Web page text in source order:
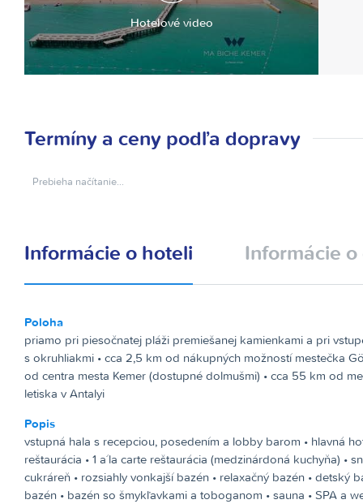
Hotelové video
Termíny a ceny podľa dopravy
Prebieha načítanie…
Informácie o hoteli Informácie
Poloha
priamo pri piesočnatej pláži premiešanej kamienkami a pri
s okruhliakmi • cca 2,5 km od nákupných možností mestečka
od centra mesta Kemer (dostupné dolmušmi) • cca 55 km od
letiska v Antalyi
Popis
vstupná hala s recepciou, posedením a lobby barom • hlavná
reštaurácia • 1 a´la carte reštaurácia (medzinárdoná kuchyňa) •
cukráreň • rozsiahly vonkajší bazén • relaxačný bazén • detský
bazén • bazén so šmykľavkami a toboganom • sauna • SPA a